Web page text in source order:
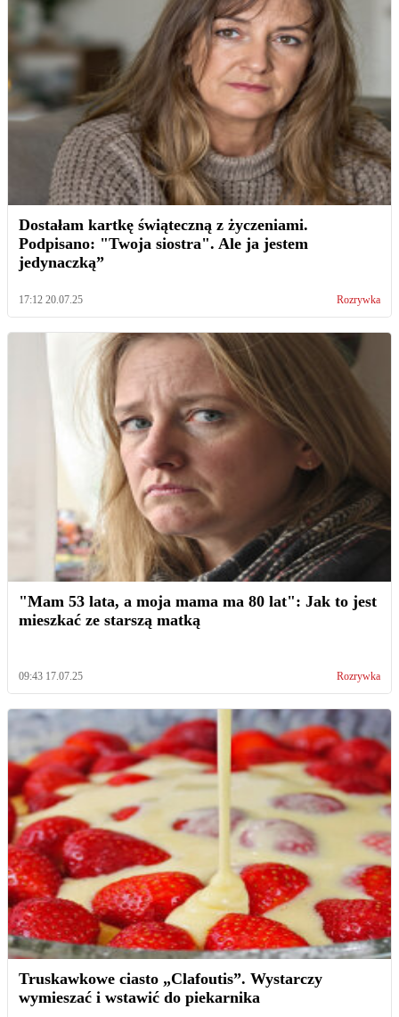
Dostałam kartkę świąteczną z życzeniami.
Podpisano: "Twoja siostra". Ale ja jestem
jedynaczką”
17:12 20.07.25 Rozrywka
"Mam 53 lata, a moja mama ma 80 lat": Jak to jest
mieszkać ze starszą matką
09:43 17.07.25 Rozrywka
Truskawkowe ciasto „Clafoutis”. Wystarczy
wymieszać i wstawić do piekarnika